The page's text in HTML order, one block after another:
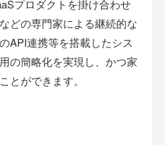
プロダクトを掛け合わせ
どの専門家による継続的な
API連携等を搭載したシス
の簡略化を実現し、かつ家
とができます。